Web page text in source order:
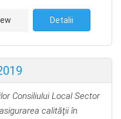
Detalii
Consiliului Local Sector
calităţii în